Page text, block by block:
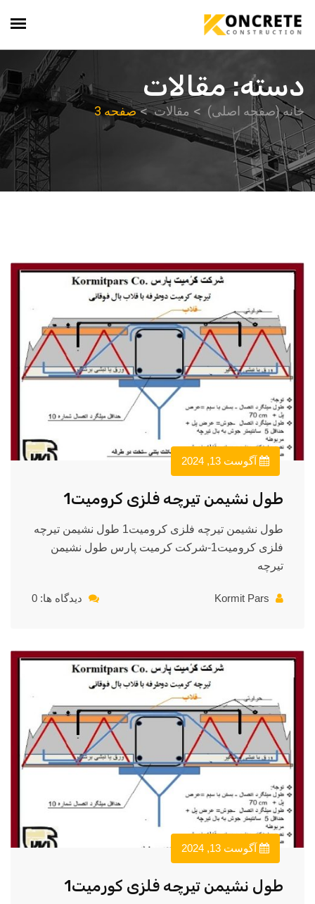
دسته:مقالات
خانه (صفحه اصلی) مقالات صفحه 3
آگوست 13, 2024
طول نشیمن تیرچه فلزی کرومیت1
طول نشیمن تیرچه فلزی کرومیت1 طول نشیمن تیرچه
فلزی کرومیت1-شرکت کرمیت پارس طول نشیمن
تیرچه
Kormit Pars دیدگاه ها: 0
آگوست 13, 2024
طول نشیمن تیرچه فلزی کورمیت1